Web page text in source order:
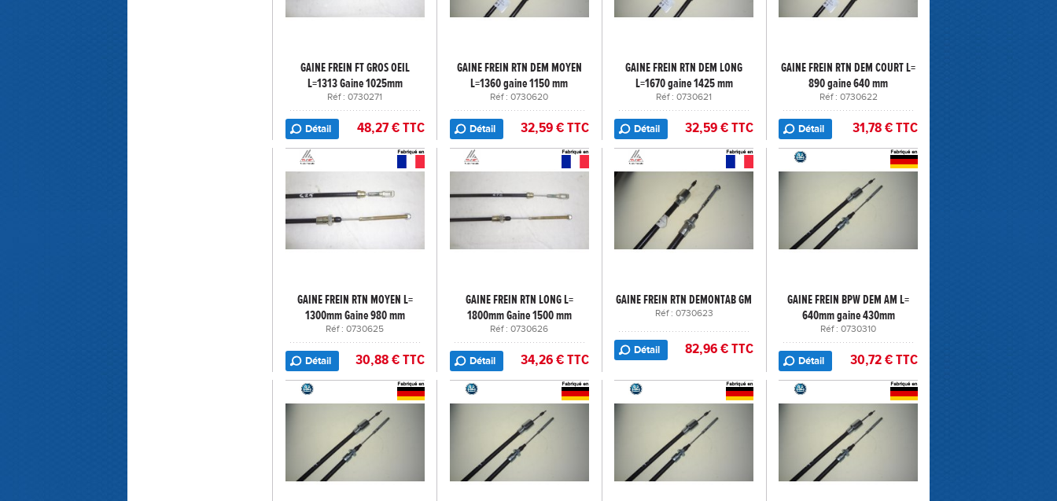
GAINE FREIN FT GROS OEIL
L=1313 Gaine 1025mm
Réf : 0730271
Détail 48,27 € TTC
GAINE FREIN RTN DEM MOYEN
L=1360 gaine 1150 mm
Réf : 0730620
Détail 32,59 € TTC
GAINE FREIN RTN DEM LONG
L=1670 gaine 1425 mm
Réf : 0730621
Détail 32,59 € TTC
GAINE FREIN RTN DEM COURT L=
890 gaine 640 mm
Réf : 0730622
Détail 31,78 € TTC
GAINE FREIN RTN MOYEN L=
1300mm Gaine 980 mm
Réf : 0730625
Détail 30,88 € TTC
GAINE FREIN RTN LONG L=
1800mm Gaine 1500 mm
Réf : 0730626
Détail 34,26 € TTC
GAINE FREIN RTN DEMONTAB GM
Réf : 0730623
Détail 82,96 € TTC
GAINE FREIN BPW DEM AM L=
640mm gaine 430mm
Réf : 0730310
Détail 30,72 € TTC